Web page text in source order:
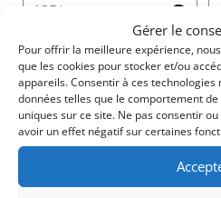
Gérer le
Pour offrir la meilleure expérience,
que les cookies pour stocker et/ou
appareils. Consentir à ces
données telles que le comportement
uniques sur ce site. Ne pas consentir
avoir un effet négatif sur certaines
Système de Drainage
Anti-Feuilles
Maintenez la benne de
fonctionnelle grâce au
double Φ20. Conçu avec
feuilles et des canaux de
gère efficacement
offrant des performances
125$
125$
Barres et Porte-Bagages